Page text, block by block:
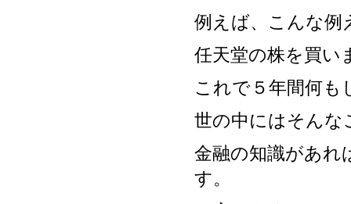
例えば、こんな例
任天堂の株を買い
これで５年間何も
世の中にはそんな
金融の知識があれ
す。